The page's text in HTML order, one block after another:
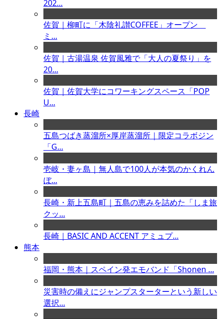
202...
佐賀｜柳町に「木陰礼讃COFFEE」オープン
ミ...
佐賀｜古湯温泉 佐賀風雅で「大人の夏祭り」を
20...
佐賀｜佐賀大学にコワーキングスペース「POP
U...
長崎
五島つばき蒸溜所×厚岸蒸溜所｜限定コラボジン
「G...
壱岐・妻ヶ島｜無人島で100人が本気のかくれん
ぼ...
長崎・新上五島町｜五島の恵みを詰めた「しま旅
クッ...
長崎｜BASIC AND ACCENT アミュプ...
熊本
福岡・熊本｜スペイン発エモバンド「Shonen ...
災害時の備えにジャンプスターターという新しい
選択...